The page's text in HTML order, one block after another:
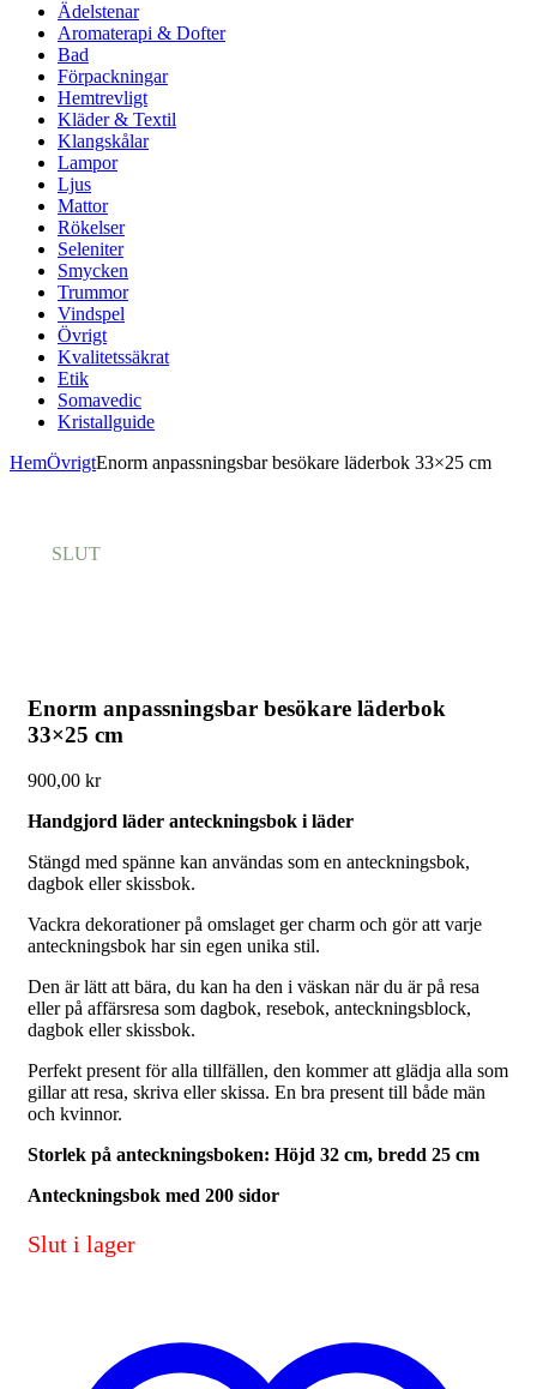
Ädelstenar
Aromaterapi & Dofter
Bad
Förpackningar
Hemtrevligt
Kläder & Textil
Klangskålar
Lampor
Ljus
Mattor
Rökelser
Seleniter
Smycken
Trummor
Vindspel
Övrigt
Kvalitetssäkrat
Etik
Somavedic
Kristallguide
HemÖvrigtEnorm anpassningsbar besökare läderbok 33×25 cm
SLUT
Enorm anpassningsbar besökare läderbok
33×25 cm
900,00 kr
Handgjord läder anteckningsbok i läder
Stängd med spänne kan användas som en anteckningsbok,
dagbok eller skissbok.
Vackra dekorationer på omslaget ger charm och gör att varje
anteckningsbok har sin egen unika stil.
Den är lätt att bära, du kan ha den i väskan när du är på resa
eller på affärsresa som dagbok, resebok, anteckningsblock,
dagbok eller skissbok.
Perfekt present för alla tillfällen, den kommer att glädja alla som
gillar att resa, skriva eller skissa. En bra present till både män
och kvinnor.
Storlek på anteckningsboken: Höjd 32 cm, bredd 25 cm
Anteckningsbok med 200 sidor
Slut i lager